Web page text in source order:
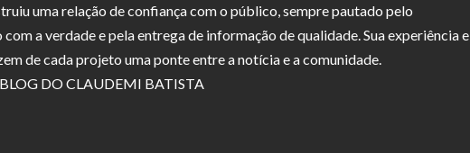
uma relação de confiança com o público, sempre pautado pelo
a verdade e pela entrega de informação de qualidade. Sua experiência e
de cada projeto uma ponte entre a notícia e a comunidade.
DO CLAUDEMI BATISTA